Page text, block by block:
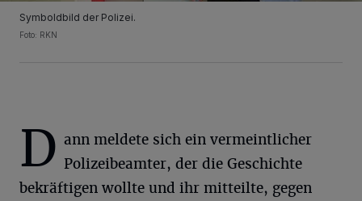
Symboldbild der Polizei.
Foto: RKN
D ann meldete sich ein vermeintlicher
Polizeibeamter, der die Geschichte
bekräftigen wollte und ihr mitteilte, gegen